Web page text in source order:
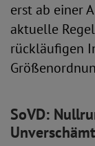
erst ab einer
aktuelle
rückläufigen
SoVD: